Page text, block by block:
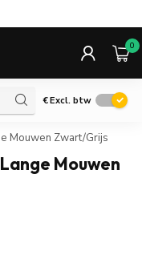
0
€Excl. btw
Mouwen Zwart/Grijs
Mouwen